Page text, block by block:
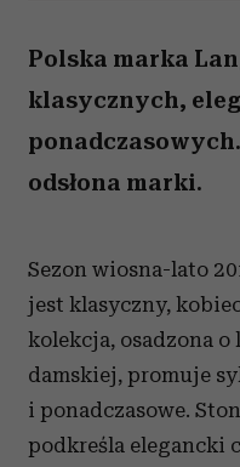
Polska marka
klasycznych,
odsłona marki.
Sezon wiosna-lato
jest klasyczny,
kolekcja, osadzona
damskiej, promuje
i ponadczasowe.
podkreśla elegancki